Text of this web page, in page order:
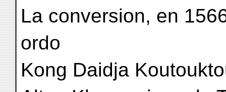
La conversion, en
ordo
Kong Daidja